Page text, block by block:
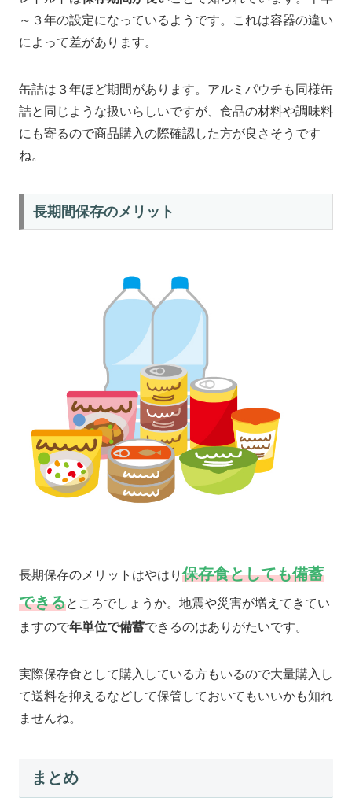
～３年の設定になっているようです。これは容器の違い
によって差があります。
缶詰は３年ほど期間があります。アルミパウチも同様缶
詰と同じような扱いらしいですが、食品の材料や調味料
にも寄るので商品購入の際確認した方が良さそうです
ね。
長期間保存のメリット
長期保存のメリットはやはり 保存食としても備蓄
できるところでしょうか。地震や災害が増えてきてい
ますので年単位で備蓄できるのはありがたいです。
実際保存食として購入している方もいるので大量購入し
て送料を抑えるなどして保管しておいてもいいかも知れ
ませんね。
まとめ